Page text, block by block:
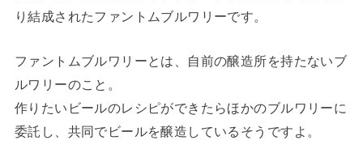
り結成されたファントムブルワリーです。
ファントムブルワリーとは、自前の醸造所を持たないブ
ルワリーのこと。
作りたいビールのレシピができたらほかのブルワリーに
委託し、共同でビールを醸造しているそうですよ。